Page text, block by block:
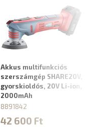
Akkus multifunkciós
szerszámgép SHARE20V,
gyorskioldós, 20V Li-ion,
2000mAh
8891842
42 600 Ft